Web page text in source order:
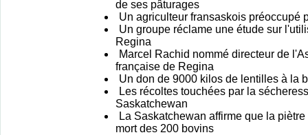
de ses pâturages
Un agriculteur fransaskois préoccupé
Un groupe réclame une étude sur
Regina
Marcel Rachid nommé directeur de
française de Regina
Un don de 9000 kilos de lentilles à la
Les récoltes touchées par la
Saskatchewan
La Saskatchewan affirme que la
mort des 200 bovins